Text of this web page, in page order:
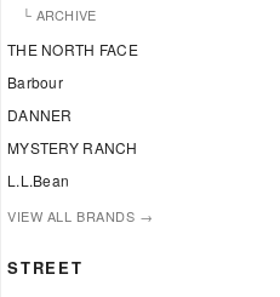
└ ARCHIVE
THE NORTH FACE
Barbour
DANNER
MYSTERY RANCH
L.L.Bean
VIEW ALL BRANDS →
STREET